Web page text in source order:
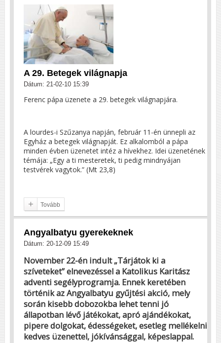
A 29. Betegek világnapja
Dátum: 21-02-10 15:39
Ferenc pápa üzenete a 29. betegek világnapjára.
A lourdes-i Szűzanya napján, február 11-én ünnepli az
Egyház a betegek világnapját. Ez alkalomból a pápa
minden évben üzenetet intéz a hívekhez. Idei üzenetének
témája: „Egy a ti mesteretek, ti pedig mindnyájan
testvérek vagytok.” (Mt 23,8)
Tovább
Angyalbatyu gyerekeknek
Dátum: 20-12-09 15:49
November 22-én indult „Tárjátok ki a
szíveteket” elnevezéssel a Katolikus Karitász
adventi segélyprogramja. Ennek keretében
történik az Angyalbatyu gyűjtési akció, mely
során kisebb dobozokba lehet tenni jó
állapotban lévő játékokat, apró ajándékokat,
pipere dolgokat, édességeket, esetleg mellékelni
kedves üzenettel, jókívánsággal, képeslappal.